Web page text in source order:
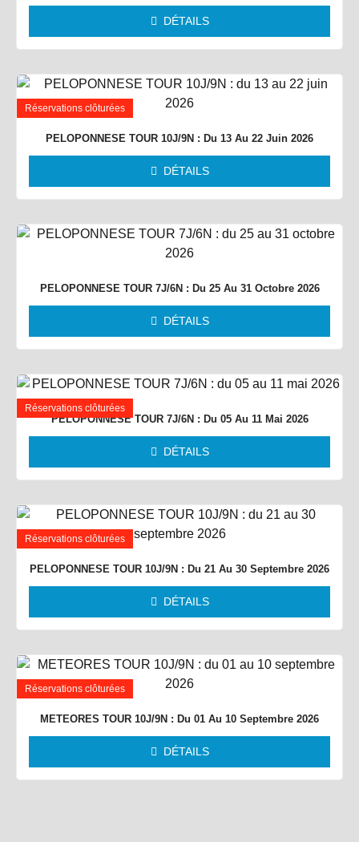
DÉTAILS
Réservations clôturées
PELOPONNESE TOUR 10J/9N : Du 13 Au 22 Juin 2026
DÉTAILS
PELOPONNESE TOUR 7J/6N : Du 25 Au 31 Octobre 2026
DÉTAILS
Réservations clôturées
PELOPONNESE TOUR 7J/6N : Du 05 Au 11 Mai 2026
DÉTAILS
Réservations clôturées
PELOPONNESE TOUR 10J/9N : Du 21 Au 30 Septembre 2026
DÉTAILS
Réservations clôturées
METEORES TOUR 10J/9N : Du 01 Au 10 Septembre 2026
DÉTAILS